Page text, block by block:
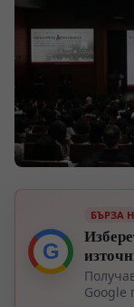
G
БЪРЗА
Google